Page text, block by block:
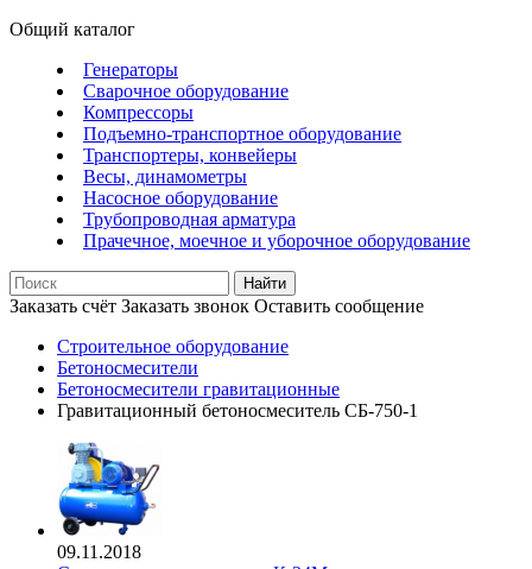
Общий каталог
Генераторы
Сварочное оборудование
Компрессоры
Подъемно-транспортное оборудование
Транспортеры, конвейеры
Весы, динамометры
Насосное оборудование
Трубопроводная арматура
Прачечное, моечное и уборочное оборудование
Найти
Заказать счёт Заказать звонок Оставить сообщение
Строительное оборудование
Бетоносмесители
Бетоносмесители гравитационные
Гравитационный бетоносмеситель СБ-750-1
09.11.2018